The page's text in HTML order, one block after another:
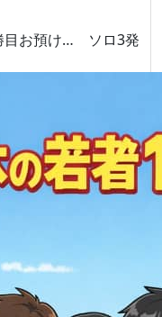
目お預け… ソロ3発